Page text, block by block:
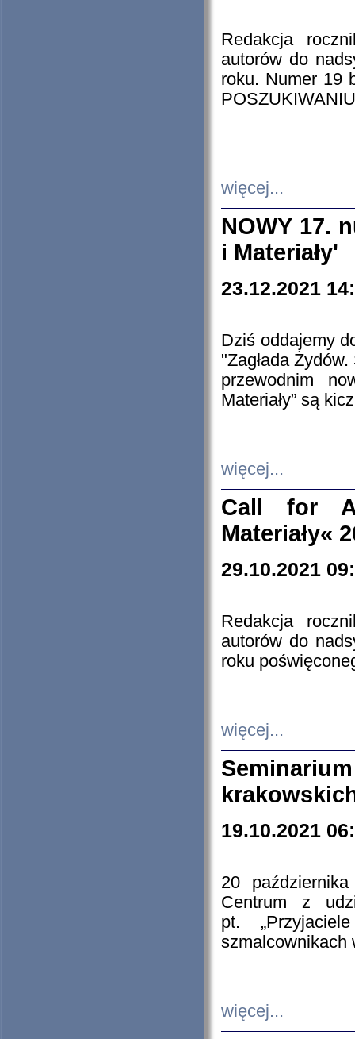
Redakcja
autorów do
roku. Numer 19
więcej...
NOWY 17.
i Materiały'
23.12.2021
Dziś oddajemy
"Zagłada
przewodnim
Materiały” są
więcej...
Call for
Materiały«
29.10.2021
Redakcja
autorów do
roku
więcej...
19.10.2021
20
Centrum z
pt.
szmalcownikach
więcej...